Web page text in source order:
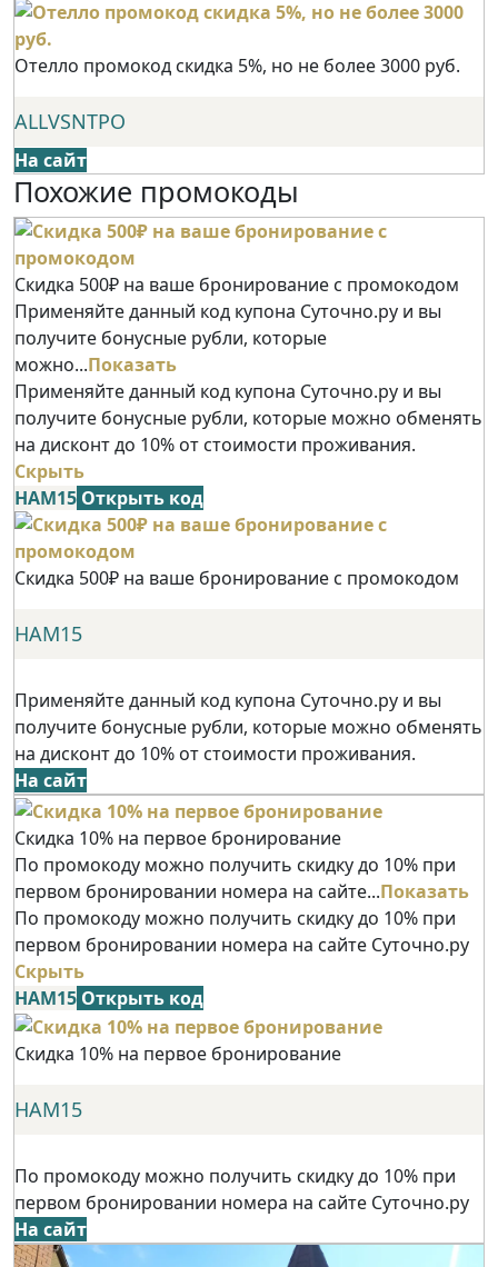
Отелло промокод скидка 5%, но не более 3000 руб.
ALLVSNTPO
На сайт
Похожие промокоды
Скидка 500₽ на ваше бронирование с промокодом
Применяйте данный код купона Суточно.ру и вы
получите бонусные рубли, которые
можно...Показать
Применяйте данный код купона Суточно.ру и вы
получите бонусные рубли, которые можно обменять
на дисконт до 10% от стоимости проживания.
Скрыть
НАМ15 Открыть код
Скидка 500₽ на ваше бронирование с промокодом
НАМ15
Применяйте данный код купона Суточно.ру и вы
получите бонусные рубли, которые можно обменять
на дисконт до 10% от стоимости проживания.
На сайт
Скидка 10% на первое бронирование
По промокоду можно получить скидку до 10% при
первом бронировании номера на сайте...Показать
По промокоду можно получить скидку до 10% при
первом бронировании номера на сайте Суточно.ру
Скрыть
НАМ15 Открыть код
Скидка 10% на первое бронирование
НАМ15
По промокоду можно получить скидку до 10% при
первом бронировании номера на сайте Суточно.ру
На сайт